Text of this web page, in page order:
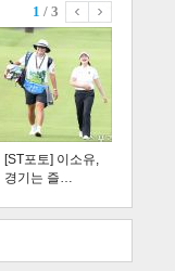
사 하기 보기
1 / 3
[ST포토] 이소유,
경기는 즐…